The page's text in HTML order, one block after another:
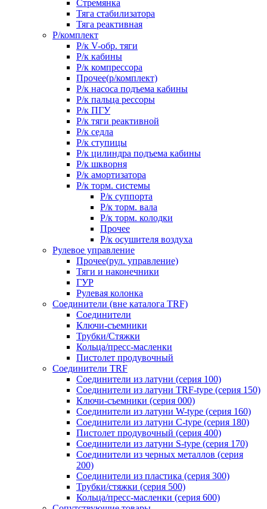
Стремянка
Тяга стабилизатора
Тяга реактивная
Р/комплект
Р/к V-обр. тяги
Р/к кабины
Р/к компрессора
Прочее(р/комплект)
Р/к насоса подъема кабины
Р/к пальца рессоры
Р/к ПГУ
Р/к тяги реактивной
Р/к седла
Р/к ступицы
Р/к цилиндра подъема кабины
Р/к шкворня
Р/к амортизатора
Р/к торм. системы
Р/к суппорта
Р/к торм. вала
Р/к торм. колодки
Прочее
Р/к осушителя воздуха
Рулевое управление
Прочее(рул. управление)
Тяги и наконечники
ГУР
Рулевая колонка
Соединители (вне каталога TRF)
Соединители
Ключи-cъемники
Трубки/Стяжки
Кольца/пресс-масленки
Пистолет продувочный
Соединители TRF
Соединители из латуни (серия 100)
Соединители из латуни TRF-type (серия 150)
Ключи-съемники (серия 000)
Соединители из латуни W-type (серия 160)
Соединители из латуни С-type (серия 180)
Пистолет продувочный (серия 400)
Соединители из латуни S-type (серия 170)
Соединители из черных металлов (серия
200)
Соединители из пластика (серия 300)
Трубки/стяжки (серия 500)
Кольца/пресс-масленки (серия 600)